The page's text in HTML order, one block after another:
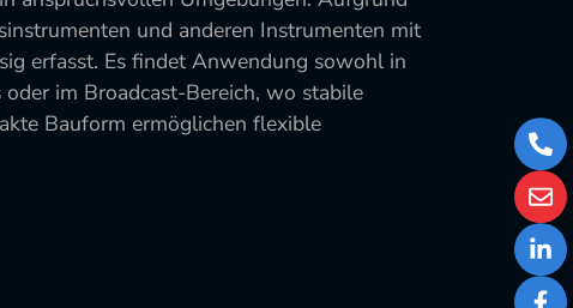
und anderen Instrumenten mit
erfasst. Es findet Anwendung sowohl in
im Broadcast-Bereich, wo stabile
Bauform ermöglichen flexible
+43
1
526
77
73